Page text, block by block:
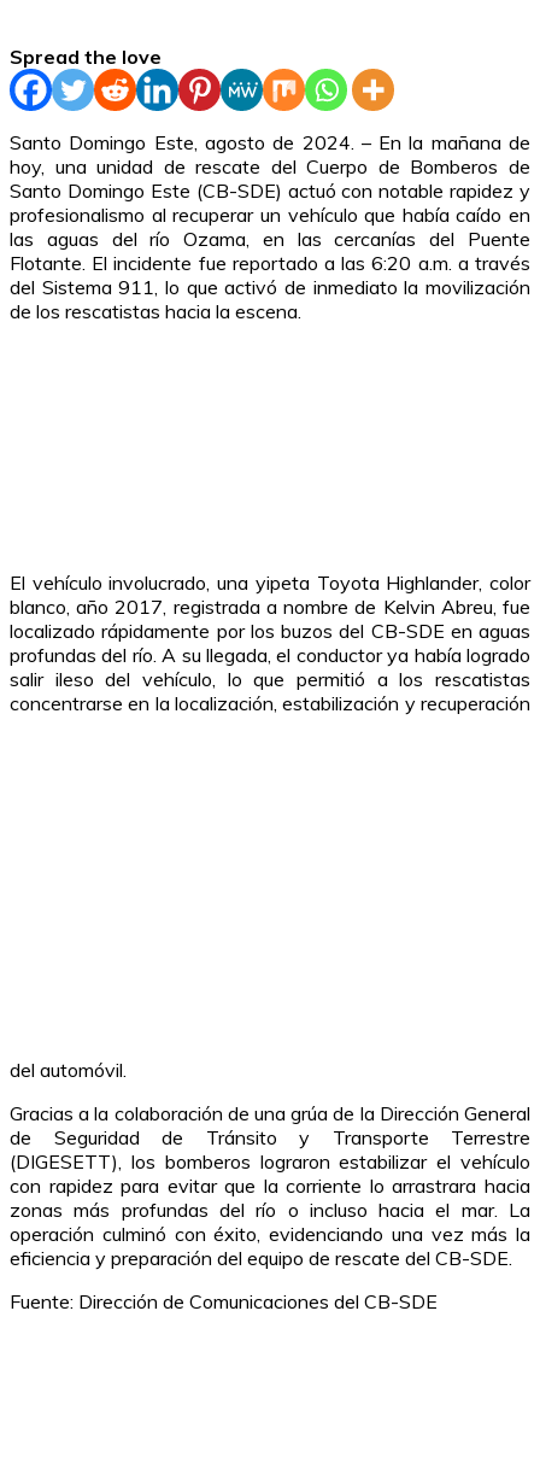
Spread the love
Santo Domingo Este, agosto de 2024. – En la mañana de
hoy, una unidad de rescate del Cuerpo de Bomberos de
Santo Domingo Este (CB-SDE) actuó con notable rapidez y
profesionalismo al recuperar un vehículo que había caído en
las aguas del río Ozama, en las cercanías del Puente
Flotante. El incidente fue reportado a las 6:20 a.m. a través
del Sistema 911, lo que activó de inmediato la movilización
de los rescatistas hacia la escena.
El vehículo involucrado, una yipeta Toyota Highlander, color
blanco, año 2017, registrada a nombre de Kelvin Abreu, fue
localizado rápidamente por los buzos del CB-SDE en aguas
profundas del río. A su llegada, el conductor ya había logrado
salir ileso del vehículo, lo que permitió a los rescatistas
concentrarse en la localización, estabilización y recuperación
del automóvil.
Gracias a la colaboración de una grúa de la Dirección General
de Seguridad de Tránsito y Transporte Terrestre
(DIGESETT), los bomberos lograron estabilizar el vehículo
con rapidez para evitar que la corriente lo arrastrara hacia
zonas más profundas del río o incluso hacia el mar. La
operación culminó con éxito, evidenciando una vez más la
eficiencia y preparación del equipo de rescate del CB-SDE.
Fuente: Dirección de Comunicaciones del CB-SDE